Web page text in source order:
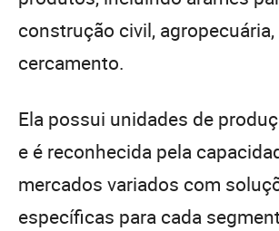
construção civil,
cercamento.
Ela possui unidades de
e é reconhecida pela
mercados variados com
específicas para cada